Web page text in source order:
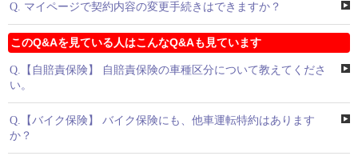
Q. マイページで契約内容の変更手続きはできますか？
このQ&Aを見ている人はこんなQ&Aも見ています
Q. 【自賠責保険】 自賠責保険の車種区分について教えてくださ
い。
Q. 【バイク保険】 バイク保険にも、他車運転特約はあります
か？